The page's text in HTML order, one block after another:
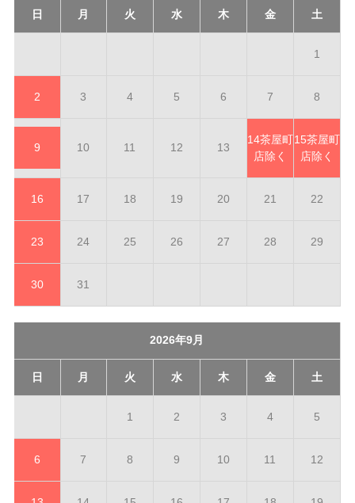
日 月 火 水 木 金 土
1
2 3 4 5 6 7 8
9 10 11 12 13
14茶屋町
店除く
15茶屋町
店除く
16 17 18 19 20 21 22
23 24 25 26 27 28 29
30 31
2026年9月
日 月 火 水 木 金 土
1 2 3 4 5
6 7 8 9 10 11 12